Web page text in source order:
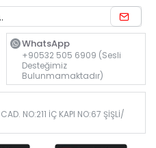
WhatsApp
+90532 505 6909 (Sesli
Desteğimiz
Bulunmamaktadır)
NO:211 İÇ KAPI NO:67 ŞİŞLİ/